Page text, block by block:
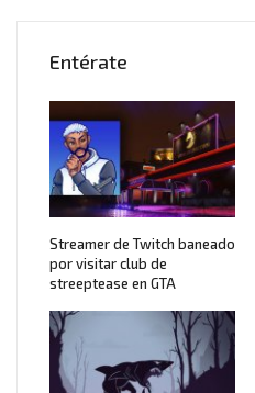
Entérate
Streamer de Twitch baneado
por visitar club de
streeptease en GTA